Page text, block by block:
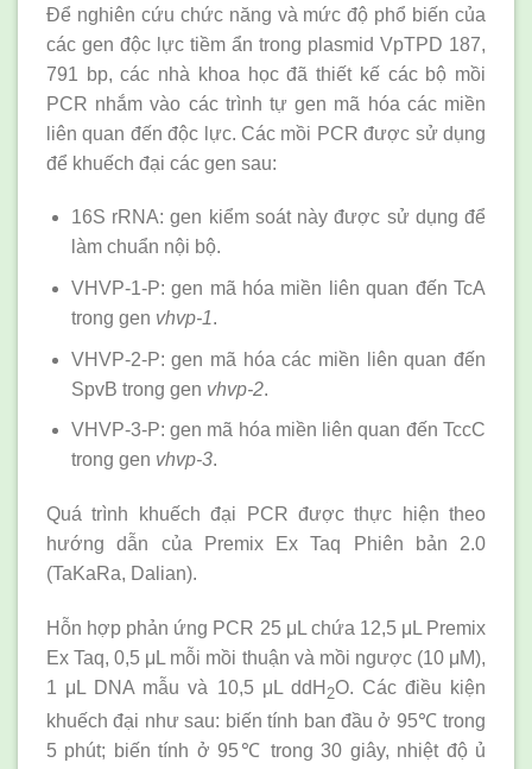
Để nghiên cứu chức năng và mức độ phổ biến của
các gen độc lực tiềm ẩn trong plasmid VpTPD 187,
791 bp, các nhà khoa học đã thiết kế các bộ mồi
PCR nhắm vào các trình tự gen mã hóa các miền
liên quan đến độc lực. Các mồi PCR được sử dụng
để khuếch đại các gen sau:
16S rRNA: gen kiểm soát này được sử dụng để
làm chuẩn nội bộ.
VHVP-1-P: gen mã hóa miền liên quan đến TcA
trong gen vhvp-1.
VHVP-2-P: gen mã hóa các miền liên quan đến
SpvB trong gen vhvp-2.
VHVP-3-P: gen mã hóa miền liên quan đến TccC
trong gen vhvp-3.
Quá trình khuếch đại PCR được thực hiện theo
hướng dẫn của Premix Ex Taq Phiên bản 2.0
(TaKaRa, Dalian).
Hỗn hợp phản ứng PCR 25 μL chứa 12,5 μL Premix
Ex Taq, 0,5 μL mỗi mồi thuận và mồi ngược (10 μM),
1 μL DNA mẫu và 10,5 μL ddH 2O. Các điều kiện
khuếch đại như sau: biến tính ban đầu ở 95℃ trong
5 phút; biến tính ở 95℃ trong 30 giây, nhiệt độ ủ